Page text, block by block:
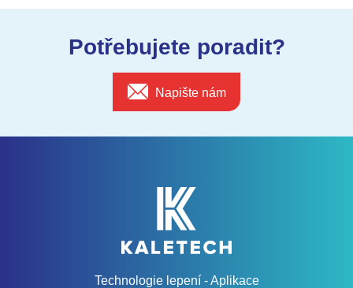
Potřebujete poradit?
Napište nám
Technologie lepení - Aplikace